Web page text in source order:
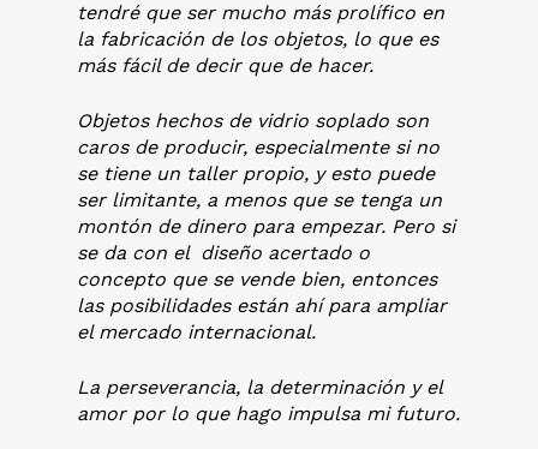
tendré que ser mucho más prolífico en
la fabricación de los objetos, lo que es
más fácil de decir que de hacer.
Objetos hechos de vidrio soplado son
caros de producir, especialmente si no
se tiene un taller propio, y esto puede
ser limitante, a menos que se tenga un
montón de dinero para empezar. Pero si
se da con el diseño acertado o
concepto que se vende bien, entonces
las posibilidades están ahí para ampliar
el mercado internacional.
La perseverancia, la determinación y el
amor por lo que hago impulsa mi futuro.